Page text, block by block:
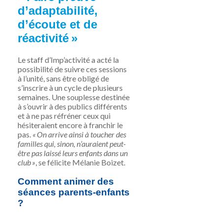
d’adaptabilité,
d’écoute et de
réactivité »
Le staff d’Imp’activitéa acté la
possibilité de suivre ces sessions
à l’unité, sans être obligé de
s’inscrire à un cycle de plusieurs
semaines. Une souplesse destinée
à s’ouvrir à des publics différents
et à ne pas réfréner ceux qui
hésiteraient encore à franchir le
pas. « On arrive ainsi à toucher des
familles qui, sinon, n’auraient peut-
être pas laissé leurs enfants dans un
club », se félicite Mélanie Boizet.
Comment animer des
séances parents-enfants
?